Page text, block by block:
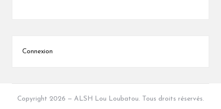
Connexion
Copyright 2026 — ALSH Lou Loubatou. Tous droits réservés.